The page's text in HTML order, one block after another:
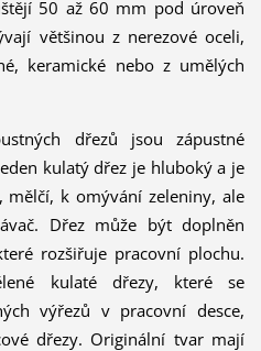
50 až 60 mm pod úroveň
většinou z nerezové oceli,
keramické nebo z umělých
dřezů jsou zápustné
kulatý dřez je hluboký a je
k omývání zeleniny, ale
Dřez může být doplněn
rozšiřuje pracovní plochu.
kulaté dřezy, které se
výřezů v pracovní desce,
dřezy. Originální tvar mají